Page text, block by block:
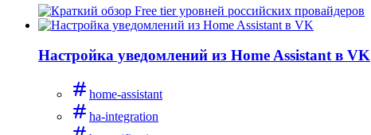
Настройка уведомлений из Home Assistant в VK
home-assistant
ha-integration